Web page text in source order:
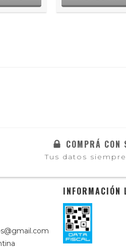
COMPRÁ CON
Tus datos
INFORMACIÓN